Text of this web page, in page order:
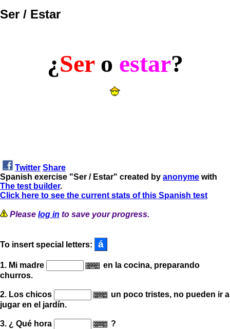
Ser / Estar
¿Sero estar?
Twitter Share
Spanish exercise "Ser / Estar" created by anonyme with
The test builder.
Click here to see the current stats of this Spanish test
Please log in to save your progress.
To insert special letters:
1. Mi madre
en la cocina, preparando
churros.
2. Los chicos
un poco tristes, no pueden ir a
jugar en el jardín.
3. ¿ Qué hora ?